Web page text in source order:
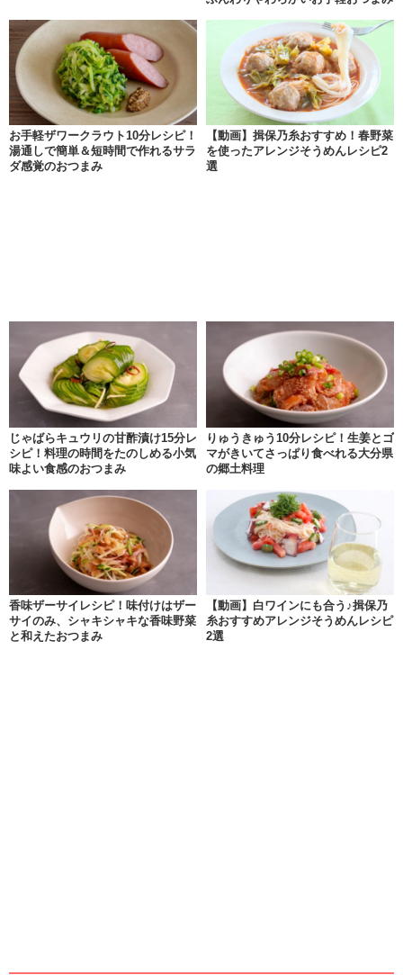
お手軽ザワークラウト10分レシピ！
湯通しで簡単＆短時間で作れるサラ
ダ感覚のおつまみ
【動画】揖保乃糸おすすめ！春野菜
を使ったアレンジそうめんレシピ2
選
じゃばらキュウリの甘酢漬け15分レ
シピ！料理の時間をたのしめる小気
味よい食感のおつまみ
りゅうきゅう10分レシピ！生姜とゴ
マがきいてさっぱり食べれる大分県
の郷土料理
香味ザーサイレシピ！味付けはザー
サイのみ、シャキシャキな香味野菜
と和えたおつまみ
【動画】白ワインにも合う♪揖保乃
糸おすすめアレンジそうめんレシピ
2選